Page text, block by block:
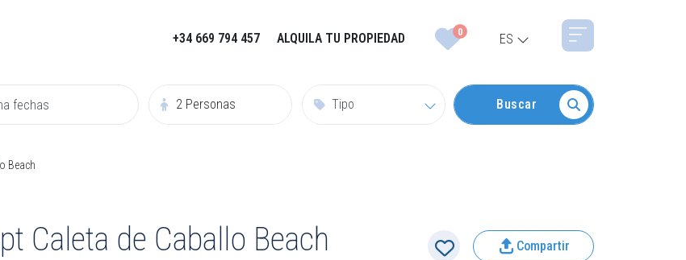
2 Personas Tipo Buscar
+34 669 794 457 ALQUILA TU PROPIEDAD 0 ES
Beach
Caleta de Caballo Beach Compartir